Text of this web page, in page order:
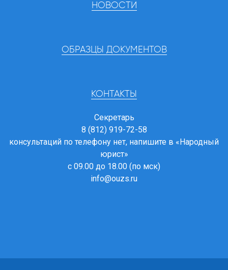
НОВОСТИ
ОБРАЗЦЫ ДОКУМЕНТОВ
КОНТАКТЫ
Секретарь
8 (812) 919-72-58
консультаций по телефону нет, напишите в «Народный
юрист»
с 09.00 до 18.00 (по мск)
info@ouzs.ru